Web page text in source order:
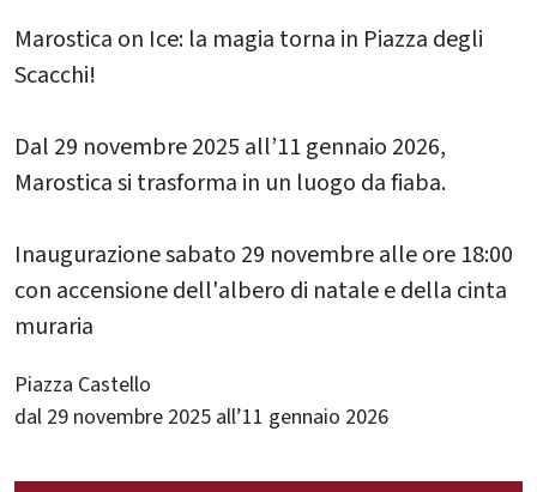
Marostica on Ice: la magia torna in Piazza degli
Scacchi!
Dal 29 novembre 2025 all’11 gennaio 2026,
Marostica si trasforma in un luogo da fiaba.
Inaugurazione sabato 29 novembre alle ore 18:00
con accensione dell'albero di natale e della cinta
muraria
Piazza Castello
dal 29 novembre 2025 all’11 gennaio 2026